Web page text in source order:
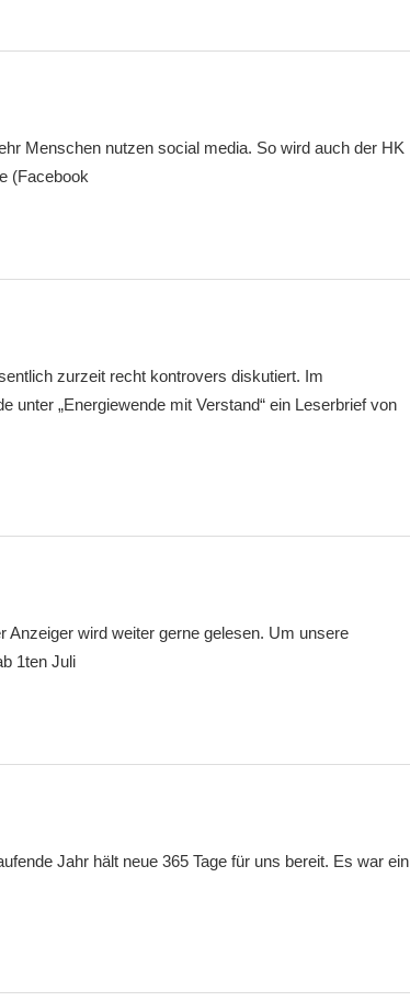
Menschen nutzen social media. So wird auch der HK
(Facebook
zurzeit recht kontrovers diskutiert. Im
unter „Energiewende mit Verstand“ ein Leserbrief von
Anzeiger wird weiter gerne gelesen. Um unsere
1ten Juli
Jahr hält neue 365 Tage für uns bereit. Es war ein